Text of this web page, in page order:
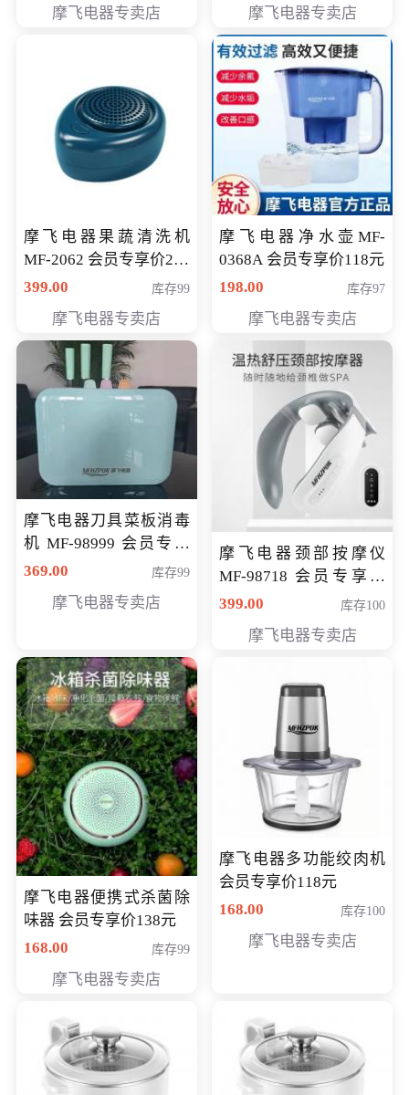
摩飞电器专卖店 摩飞电器专卖店
摩飞电器果蔬清洗机
MF-2062 会员专享价268
元
399.00 库存99
摩飞电器专卖店
摩飞电器净水壶MF-
0368A 会员专享价118元
198.00
库存97
摩飞电器专卖店
摩飞电器刀具菜板消毒
机 MF-98999 会员专享
价286元
369.00 库存99
摩飞电器专卖店
摩飞电器颈部按摩仪
MF-98718 会员专享价
299元
399.00 库存100
摩飞电器专卖店
摩飞电器便携式杀菌除
味器 会员专享价138元
168.00
库存99
摩飞电器专卖店
摩飞电器多功能绞肉机
会员专享价118元
168.00
库存100
摩飞电器专卖店